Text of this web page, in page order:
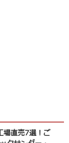
場直売7選！ご